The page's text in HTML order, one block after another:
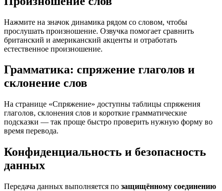
Нажмите на значок динамика рядом со словом, чтобы
прослушать произношение. Озвучка помогает сравнить
британский и американский акценты и отработать
естественное произношение.
Грамматика: спряжение глаголов и
склонение слов
На странице «Спряжение» доступны таблицы спряжения
глаголов, склонения слов и короткие грамматические
подсказки — так проще быстро проверить нужную форму во
время перевода.
Конфиденциальность и безопасность
данных
Передача данных выполняется по защищённому соединению